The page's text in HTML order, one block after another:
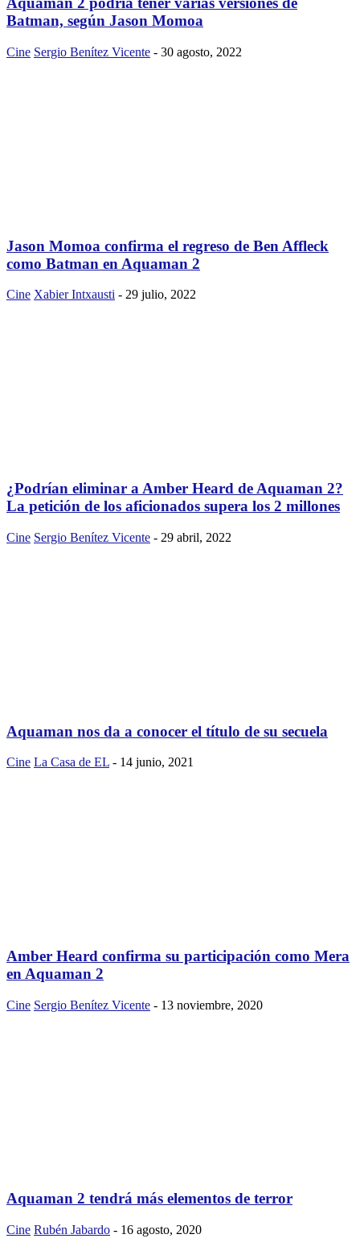
Batman, según Jason Momoa
Cine Sergio Benítez Vicente - 30 agosto, 2022
Jason Momoa confirma el regreso de Ben Affleck
como Batman en Aquaman 2
Cine Xabier Intxausti - 29 julio, 2022
¿Podrían eliminar a Amber Heard de Aquaman 2?
La petición de los aficionados supera los 2 millones
Cine Sergio Benítez Vicente - 29 abril, 2022
Aquaman nos da a conocer el título de su secuela
Cine La Casa de EL - 14 junio, 2021
Amber Heard confirma su participación como Mera
en Aquaman 2
Cine Sergio Benítez Vicente - 13 noviembre, 2020
Aquaman 2 tendrá más elementos de terror
Cine Rubén Jabardo - 16 agosto, 2020